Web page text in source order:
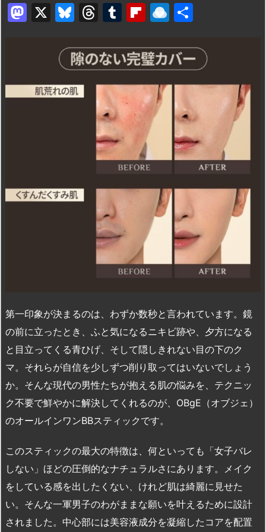
M
d
X
Bl
e
s
k
T
e
a
d
s
T
m
bl
r
Fl
b
o
ar
d
R
n
dr
o
p.
io
第一印象が決まるのは、わずか数秒と言われています。鏡
の前に立ったとき、ふと気になるニキビ跡や、夕方になる
と目立ってくる青ひげ、そして隠しきれない目の下のク
マ。それらが自信を少しずつ削り取ってはいないでしょう
か。そんな現代の男性たちが抱える肌の悩みを、テクニッ
ク不要で鮮やかに解決してくれるのが、OBgE（オブジェ）
のオールインワンBBスティックです。
このスティックの最大の特徴は、何といっても「女子バレ
しない」ほどの圧倒的なナチュラルさにあります。メイク
をしている感を出したくない、けれど肌は綺麗に見せた
い。そんな一軍男子のわがままな願いを叶えるために設計
されました。中心部には美容液成分を凝縮したコアを配置